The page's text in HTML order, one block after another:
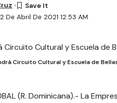
De Abril De 2021 12:53 AM
Circuito Cultural y Escuela de
(R. Dominicana).- La